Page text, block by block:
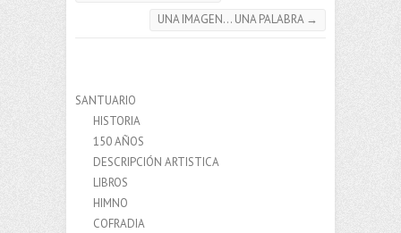
UNA IMAGEN… UNA PALABRA →
SANTUARIO
HISTORIA
150 AÑOS
DESCRIPCIÓN ARTISTICA
LIBROS
HIMNO
COFRADIA